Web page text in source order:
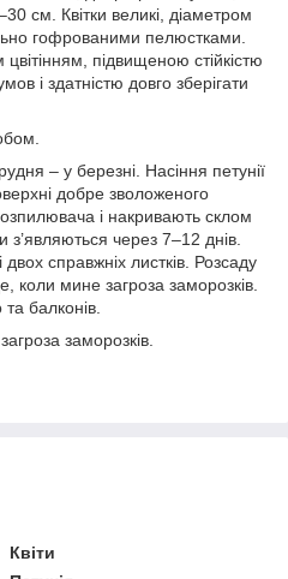
см. Квітки великі, діаметром
гофрованими пелюстками.
підвищеною стійкістю
і здатністю довго зберігати
– у березні. Насіння петунії
добре зволоженого
і накривають склом
через 7–12 днів.
справжніх листків. Розсаду
коли мине загроза заморозків.
балконів.
заморозків.
Квіти